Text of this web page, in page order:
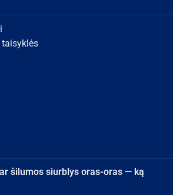
šilumos siurblys oras-oras — ką